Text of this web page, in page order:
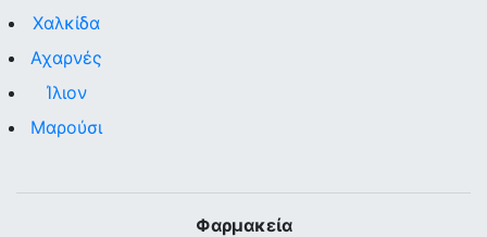
Χαλκίδα
Αχαρνές
Ίλιον
Μαρούσι
Φαρμακεία